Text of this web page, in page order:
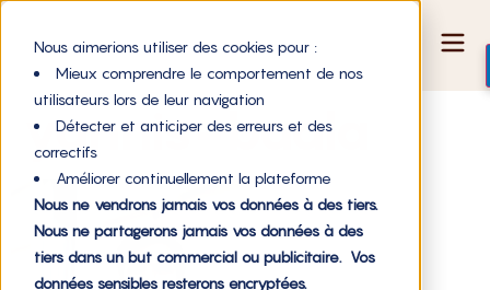
Nous aimerions utiliser des cookies pour :
Mieux comprendre le comportement de nos
utilisateurs lors de leur navigation
Détecter et anticiper des erreurs et des
correctifs
Améliorer continuellement la plateforme
Nous ne vendrons jamais vos données à des tiers.
Nous ne partagerons jamais vos données à des
tiers dans un but commercial ou publicitaire. Vos
données sensibles resterons encryptées.
yannis-baala